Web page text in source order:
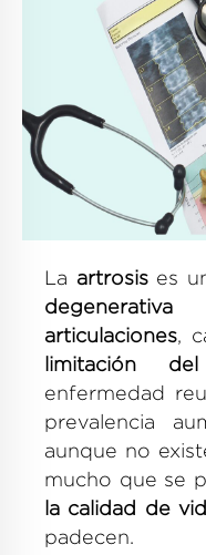
La artrosises
degenerativa
articulaciones,
limitación
enfermedad
prevalencia
aunque no
mucho que se
la calidad de
padecen.